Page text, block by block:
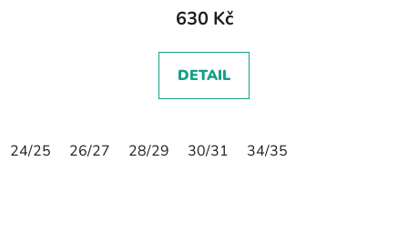
630 Kč
DETAIL
24/25 26/27 28/29 30/31 34/35